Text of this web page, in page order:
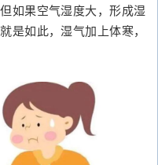
如果空气湿度大，形成湿
是如此，湿气加上体寒，